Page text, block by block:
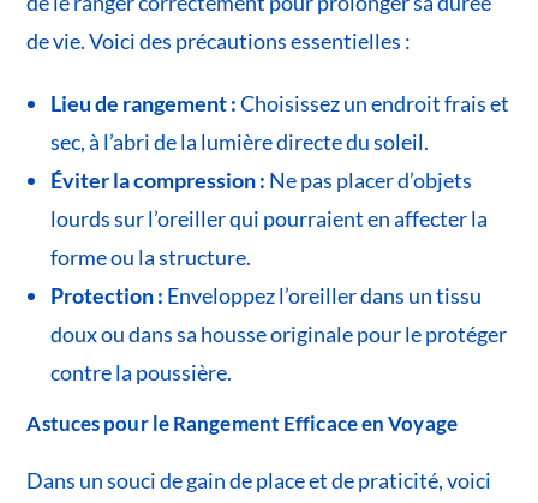
de vie. Voici des précautions essentielles :
Lieu de rangement :Choisissez un endroit frais et
sec, à l’abri de la lumière directe du soleil.
Éviter la compression : Ne pas placer d’objets
lourds sur l’oreiller qui pourraient en affecter la
forme ou la structure.
Protection : Enveloppez l’oreiller dans un tissu
doux ou dans sa housse originale pour le protéger
contre la poussière.
Astuces pour le Rangement Efficace en Voyage
Dans un souci de gain de place et de praticité, voici